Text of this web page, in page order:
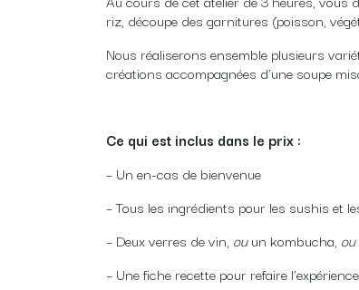
riz, découpe des garnitures (poisson,
Nous réaliserons ensemble plusieurs
créations accompagnées d’une soupe
Ce qui est inclus dans le prix :
– Un en-cas de bienvenue
– Tous les ingrédients pour les sushis et
– Deux verres de vin, ouun kombucha, ou
– Une fiche recette pour refaire